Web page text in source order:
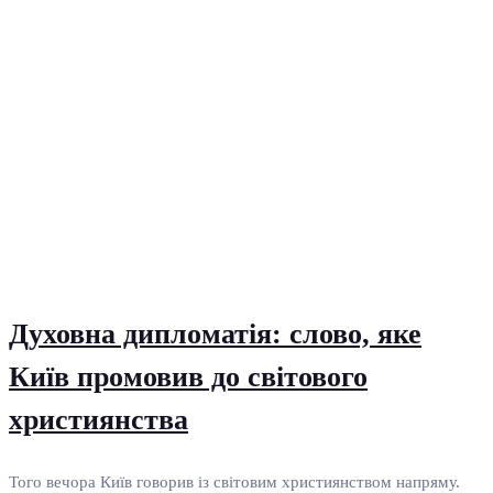
Духовна дипломатія: слово, яке
Київ промовив до світового
християнства
Того вечора Київ говорив із світовим християнством напряму.